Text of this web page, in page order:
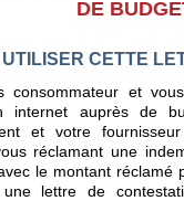
DE
CETTE
consommateur et
internet auprès de
et votre
réclamant une
le montant réclamé
une lettre de